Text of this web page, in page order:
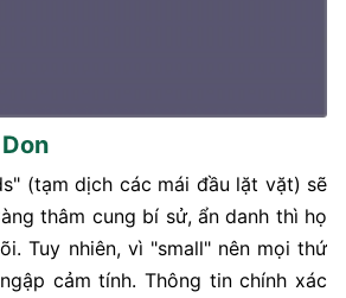
(tạm dịch các mái đầu lặt vặt) sẽ
thâm cung bí sử, ẩn danh thì họ
Tuy nhiên, vì "small" nên mọi thứ
cảm tính. Thông tin chính xác